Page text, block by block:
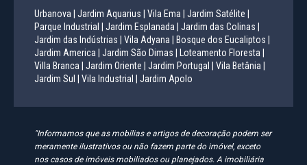
Urbanova | Jardim Aquarius | Vila Ema |
Jardim Satélite |
Parque Industrial |
Jardim Esplanada |
Jardim das Colinas |
Jardim das Indústrias |
Vila Adyana |
Bosque dos Eucaliptos |
Jardim America |
Jardim São Dimas |
Loteamento Floresta |
Villa Branca |
Jardim Oriente | Jardim Portugal |
Vila Betânia |
Jardim Sul |
Vila Industrial | Jardim Apolo
"Informamos que as mobílias e artigos de decoração podem ser
meramente ilustrativos ou não fazem parte do imóvel, exceto
nos casos de imóveis mobiliados ou planejados. A imobiliária